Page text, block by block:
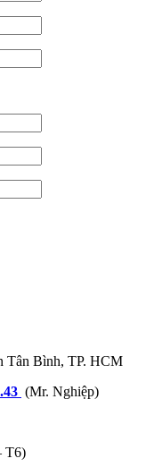
Tân Bình, TP. HCM
(Mr. Nghiệp)
T6)